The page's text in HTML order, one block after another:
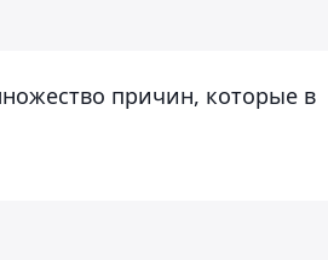
причин, которые в